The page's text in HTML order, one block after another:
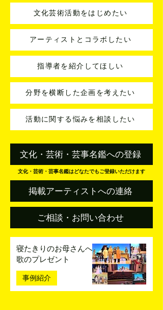
文化・芸術・芸事名鑑への登録
掲載アーティストへの連絡
ご相談・お問い合わせ
文化・芸術・芸事名鑑はどなたでもご登録いただけます
アーティストとコラボしたい
文化芸術活動をはじめたい
分野を横断した企画を考えたい
活動に関する悩みを相談したい
指導者を紹介してほしい
寝たきりのお母さんへ
歌のプレゼント
事例紹介